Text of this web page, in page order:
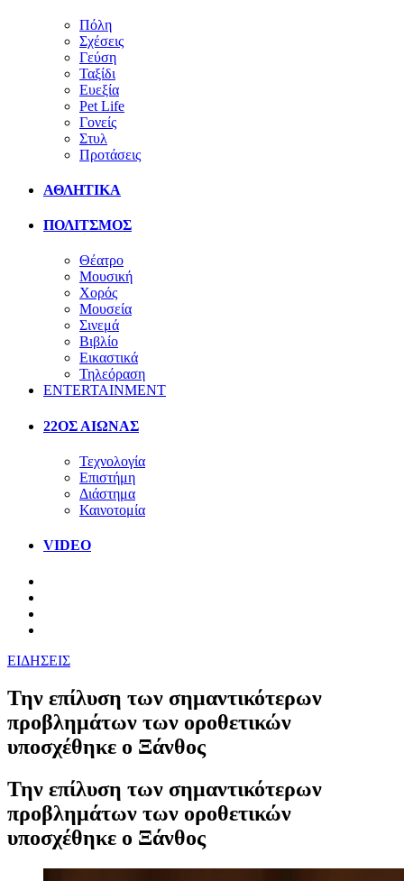
Πόλη
Σχέσεις
Γεύση
Ταξίδι
Ευεξία
Pet Life
Γονείς
Στυλ
Προτάσεις
ΑΘΛΗΤΙΚΑ
ΠΟΛΙΤΣΜΟΣ
Θέατρο
Μουσική
Χορός
Μουσεία
Σινεμά
Βιβλίο
Εικαστικά
Τηλεόραση
ENTERTAINMENT
22ΟΣ ΑΙΩΝΑΣ
Τεχνολογία
Επιστήμη
Διάστημα
Καινοτομία
VIDEO
ΕΙΔΗΣΕΙΣ
Την επίλυση των σημαντικότερων
προβλημάτων των οροθετικών
υποσχέθηκε ο Ξάνθος
Την επίλυση των σημαντικότερων
προβλημάτων των οροθετικών
υποσχέθηκε ο Ξάνθος